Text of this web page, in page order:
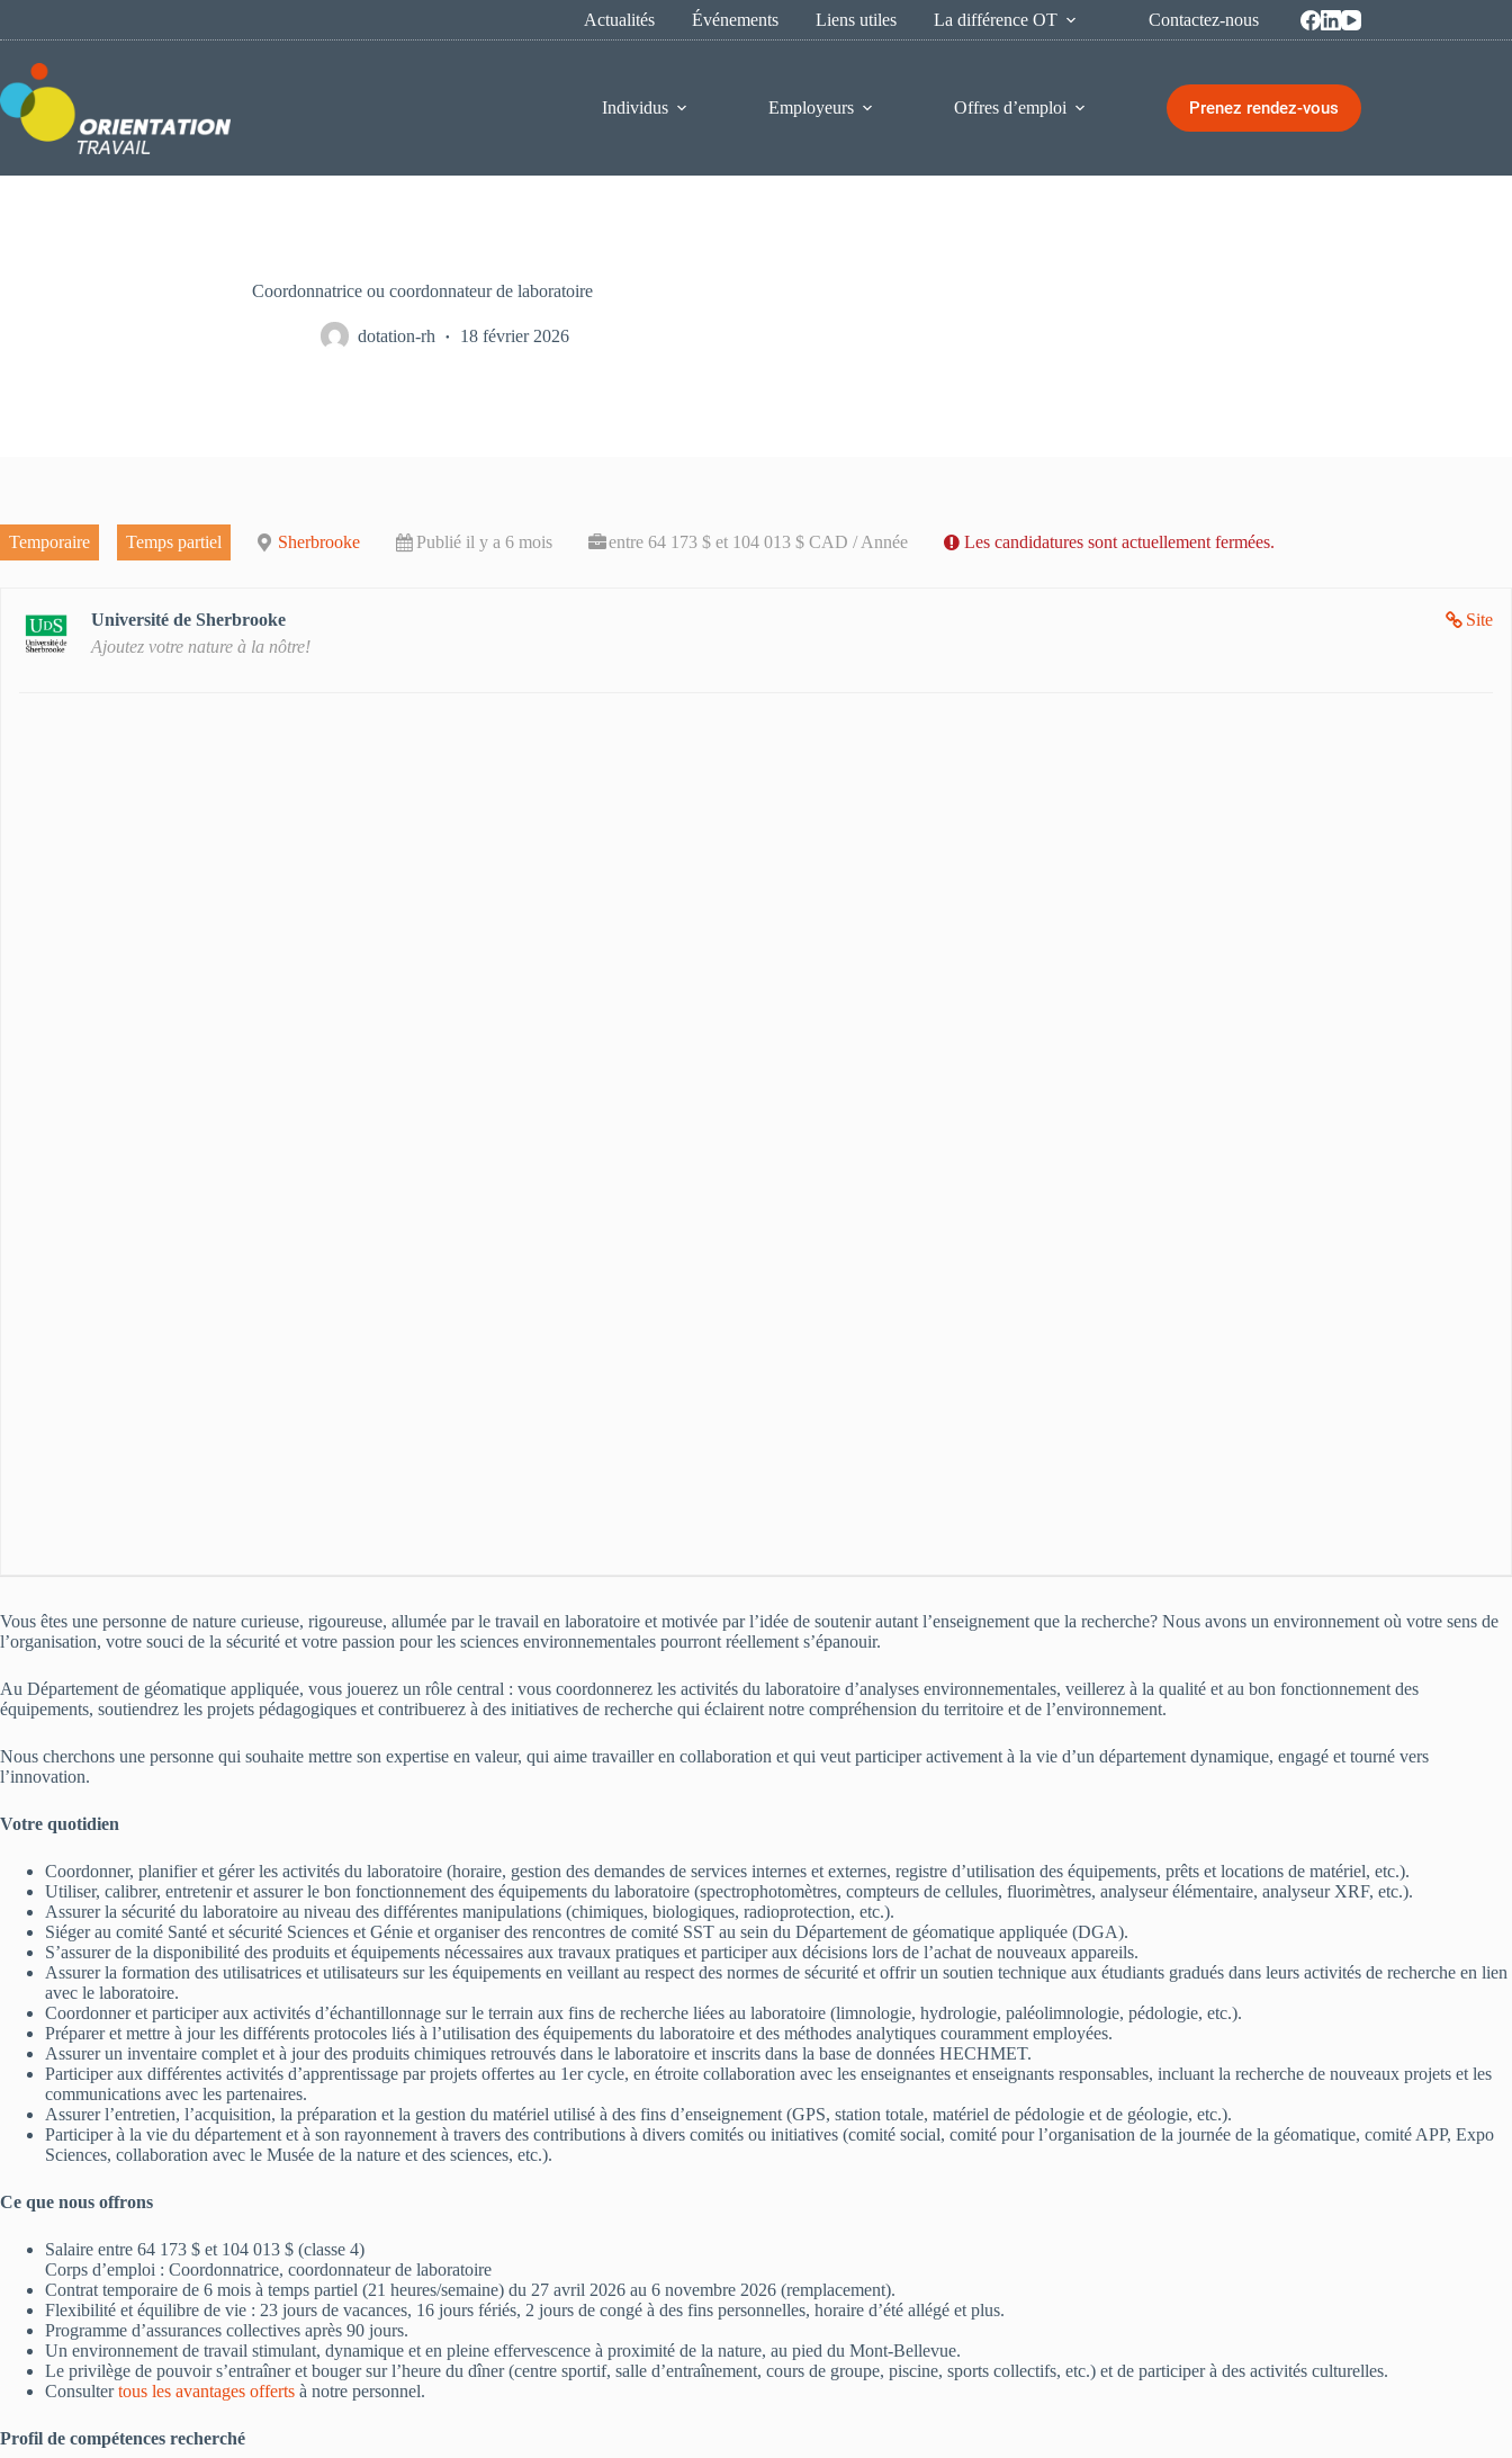
Actualités Événements Liens utiles La différence OT Contactez-nous
Individus Employeurs Offres d’emploi Prenez rendez-vous
Coordonnatrice ou coordonnateur de laboratoire
dotation-rh 18 février 2026
Temporaire Temps partiel Sherbrooke Publié il y a 6 mois entre 64 173 $ et 104 013 $ CAD / Année Les candidatures sont actuellement fermées.
Site
Université de Sherbrooke
Ajoutez votre nature à la nôtre!
Vous êtes une personne de nature curieuse, rigoureuse, allumée par le travail en laboratoire et motivée par l’idée de soutenir autant l’enseignement que la recherche? Nous avons un environnement où votre sens de
l’organisation, votre souci de la sécurité et votre passion pour les sciences environnementales pourront réellement s’épanouir.
Au Département de géomatique appliquée, vous jouerez un rôle central : vous coordonnerez les activités du laboratoire d’analyses environnementales, veillerez à la qualité et au bon fonctionnement des
équipements, soutiendrez les projets pédagogiques et contribuerez à des initiatives de recherche qui éclairent notre compréhension du territoire et de l’environnement.
Nous cherchons une personne qui souhaite mettre son expertise en valeur, qui aime travailler en collaboration et qui veut participer activement à la vie d’un département dynamique, engagé et tourné vers
l’innovation.
Votre quotidien
Coordonner, planifier et gérer les activités du laboratoire (horaire, gestion des demandes de services internes et externes, registre d’utilisation des équipements, prêts et locations de matériel, etc.).
Utiliser, calibrer, entretenir et assurer le bon fonctionnement des équipements du laboratoire (spectrophotomètres, compteurs de cellules, fluorimètres, analyseur élémentaire, analyseur XRF, etc.).
Assurer la sécurité du laboratoire au niveau des différentes manipulations (chimiques, biologiques, radioprotection, etc.).
Siéger au comité Santé et sécurité Sciences et Génie et organiser des rencontres de comité SST au sein du Département de géomatique appliquée (DGA).
S’assurer de la disponibilité des produits et équipements nécessaires aux travaux pratiques et participer aux décisions lors de l’achat de nouveaux appareils.
Assurer la formation des utilisatrices et utilisateurs sur les équipements en veillant au respect des normes de sécurité et offrir un soutien technique aux étudiants gradués dans leurs activités de recherche en lien
avec le laboratoire.
Coordonner et participer aux activités d’échantillonnage sur le terrain aux fins de recherche liées au laboratoire (limnologie, hydrologie, paléolimnologie, pédologie, etc.).
Préparer et mettre à jour les différents protocoles liés à l’utilisation des équipements du laboratoire et des méthodes analytiques couramment employées.
Assurer un inventaire complet et à jour des produits chimiques retrouvés dans le laboratoire et inscrits dans la base de données HECHMET.
Participer aux différentes activités d’apprentissage par projets offertes au 1er cycle, en étroite collaboration avec les enseignantes et enseignants responsables, incluant la recherche de nouveaux projets et les
communications avec les partenaires.
Assurer l’entretien, l’acquisition, la préparation et la gestion du matériel utilisé à des fins d’enseignement (GPS, station totale, matériel de pédologie et de géologie, etc.).
Participer à la vie du département et à son rayonnement à travers des contributions à divers comités ou initiatives (comité social, comité pour l’organisation de la journée de la géomatique, comité APP, Expo
Sciences, collaboration avec le Musée de la nature et des sciences, etc.).
Ce que nous offrons
Salaire entre 64 173 $ et 104 013 $ (classe 4)
Corps d’emploi : Coordonnatrice, coordonnateur de laboratoire
Contrat temporaire de 6 mois à temps partiel (21 heures/semaine) du 27 avril 2026 au 6 novembre 2026 (remplacement).
Flexibilité et équilibre de vie : 23 jours de vacances, 16 jours fériés, 2 jours de congé à des fins personnelles, horaire d’été allégé et plus.
Programme d’assurances collectives après 90 jours.
Un environnement de travail stimulant, dynamique et en pleine effervescence à proximité de la nature, au pied du Mont-Bellevue.
Le privilège de pouvoir s’entraîner et bouger sur l’heure du dîner (centre sportif, salle d’entraînement, cours de groupe, piscine, sports collectifs, etc.) et de participer à des activités culturelles.
Consultertous les avantages offerts à notre personnel.
Profil de compétences recherché